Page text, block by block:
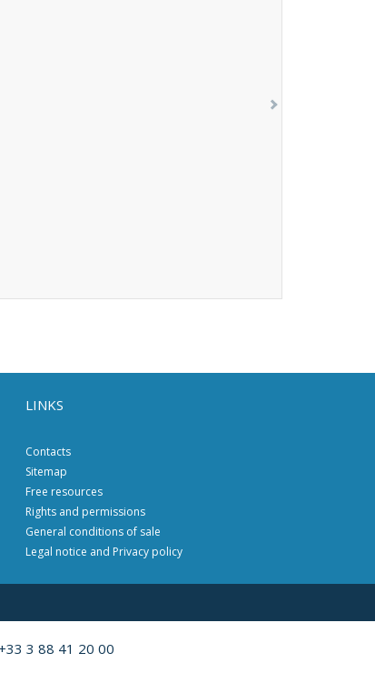
LINKS
Contacts
Sitemap
Free resources
Rights and permissions
General conditions of sale
Legal notice and Privacy policy
3 88 41 20 00